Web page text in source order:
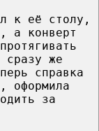
к её столу,
а конверт
сразу же
справка
оформила
за